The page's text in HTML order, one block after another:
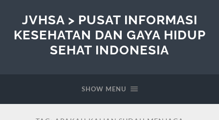
JVHSA > PUSAT INFORMASI
KESEHATAN DAN GAYA HIDUP
SEHAT INDONESIA
SHOW MENU